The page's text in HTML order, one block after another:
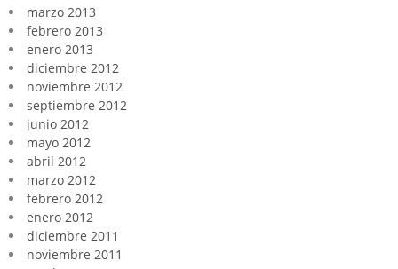
marzo 2013
febrero 2013
enero 2013
diciembre 2012
noviembre 2012
septiembre 2012
junio 2012
mayo 2012
abril 2012
marzo 2012
febrero 2012
enero 2012
diciembre 2011
noviembre 2011